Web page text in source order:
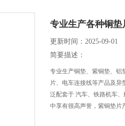
专业生产各种铜
更新时间：2025-09-01
简要描述：
专业生产铜垫、紫铜垫、铝
片、电车连接线等产品及
泛配套于 汽车、铁路机车
中享有很高声誉，紫铜垫片